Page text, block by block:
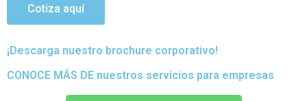
¡Descarga nuestro brochure corporativo!
CONOCE MÁS DE nuestros servicios para empresas